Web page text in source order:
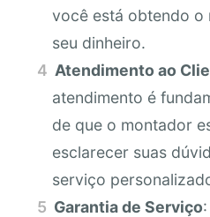
você está obtendo o
seu dinheiro.
Atendimento ao
atendimento é
de que o montador
esclarecer suas
serviço
Garantia de Serviço